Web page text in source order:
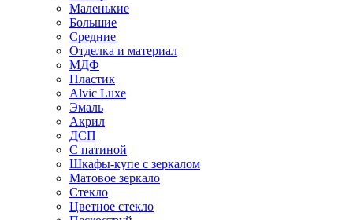
Маленькие
Большие
Средние
Отделка и материал
МДФ
Пластик
Alvic Luxe
Эмаль
Акрил
ДСП
С патиной
Шкафы-купе с зеркалом
Матовое зеркало
Стекло
Цветное стекло